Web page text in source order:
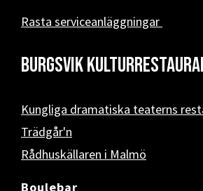
Rasta serviceanläggningar
Burgsvik
Kungliga dramatiska teaterns
Trädgår'n
Rådhuskällaren i Malmö
Boulebar